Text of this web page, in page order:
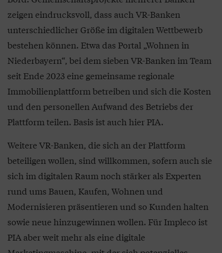
zeigen eindrucksvoll, dass auch VR-Banken
unterschiedlicher Größe im digitalen Wettbewerb
bestehen können. Etwa das Portal „Wohnen in
Niederbayern“, bei dem sieben VR-Banken im Team
seit Ende 2023 eine gemeinsame regionale
Immobilienplattform betreiben und sich die Kosten
und den personellen Aufwand des Betriebs der
Plattform teilen. Basis ist auch hier PIA.
Weitere VR-Banken, die sich an der Plattform
beteiligen wollen, sind willkommen, sofern auch sie
sich im digitalen Raum noch stärker als Experten
rund ums Bauen, Kaufen, Wohnen und
Modernisieren präsentieren und so Kunden halten
sowie neue hinzugewinnen wollen. Für Impleco ist
PIA aber weit mehr als eine digitale